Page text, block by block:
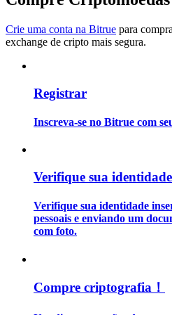
Guia
Aprenda como se manter
Crie uma conta na Bitrue para
exchange de cripto mais segura.
Registrar
Inscreva-se no Bitrue com
Verifique sua identidade
Verifique sua identidade
pessoais e enviando um
com foto.
Compre criptografia！